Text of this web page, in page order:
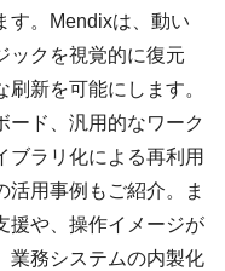
す。Mendixは、動い
ックを視覚的に復元
新を可能にします。
ード、汎用的なワーク
ブラリ化による再利用
活用事例もご紹介。ま
援や、操作イメージが
業務システムの内製化